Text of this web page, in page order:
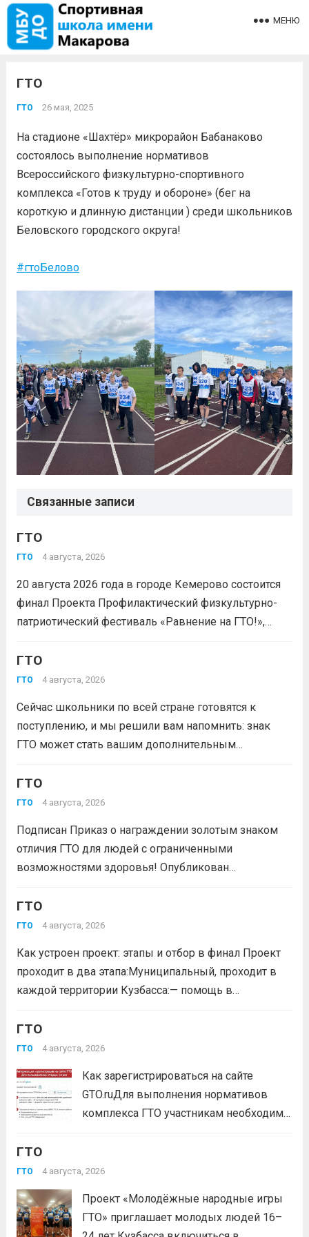
МЕНЮ
ГТО
ГТО 26 мая, 2025
На стадионе «Шахтёр» микрорайон Бабанаково
состоялось выполнение нормативов
Всероссийского физкультурно-спортивного
комплекса «Готов к труду и обороне» (бег на
короткую и длинную дистанции ) среди школьников
Беловского городского округа!
#гтоБелово
Связанные записи
ГТО
ГТО 4 августа, 2026
20 августа 2026 года в городе Кемерово состоится
финал Проекта Профилактический физкультурно-
патриотический фестиваль «Равнение на ГТО!»,
Первых-2026».В мероприятии примут участие
победители муниципального этапа проектной
Кузбасса.Состав команды 6 человек, 3 участника
из...Читать дальше
ГТО
ГТО 4 августа, 2026
Сейчас школьники по всей стране готовятся к
поступлению, и мы решили вам напомнить: знак
ГТО может стать вашим дополнительным
Многие университеты начисляют абитуриентам
баллы за индивидуальные достижения — и знак
ГТО
ГТО 4 августа, 2026
Подписан Приказ о награждении золотым знаком
отличия ГТО для людей с ограниченными
возможностями здоровья! Опубликован
Российской Федерации № 229 НГ от 22 июля 2026
года. Документ утверждает список граждан,
Всероссийского физкультурно-спортивного
комплекса...Читать дальше
ГТО
ГТО 4 августа, 2026
Как устроен проект: этапы и отбор в финал Проект
проходит в два этапа:Муниципальный, проходит в
каждой территории Кузбасса:— помощь в
класс по правильной технике выполнения
нормативов комплекса ГТО;— тренировочные
Читать дальше
ГТО
ГТО 4 августа, 2026
Как зарегистрироваться на сайте
GTO.ruДля выполнения нормативов
комплекса ГТО участникам необходимо
выбери своё муниципальное
приходи на площадку. Возьми
документ, удостоверяющий личность,
ГТО
ГТО 4 августа, 2026
Проект «Молодёжные народные игры
ГТО» приглашает молодых людей 16–